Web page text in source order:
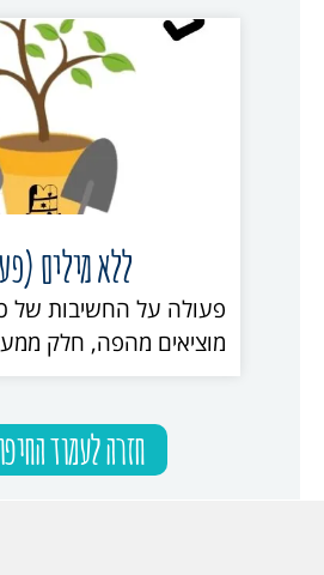
ללא מילים
פעולה על החשיבות של
מוציאים מהפה, חלק
חזרה לעמוד